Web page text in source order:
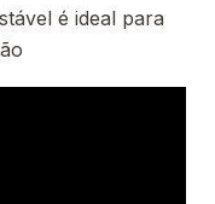
é ideal para